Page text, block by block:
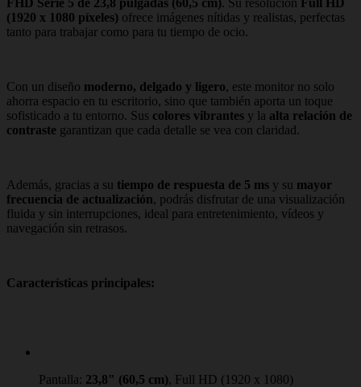
(1920 x 1080 píxeles) ofrece imágenes nítidas y realistas, perfectas
tanto para trabajar como para tu tiempo de ocio.
Con un diseño moderno, delgado y ligero, este monitor no solo
ahorra espacio en tu escritorio, sino que también aporta un toque
sofisticado a tu entorno. Sus colores vibrantes y la alta relación de
contraste garantizan que cada detalle se vea con claridad.
Además, gracias a su tiempo de respuesta de 5 ms y su mayor
frecuencia de actualización, podrás disfrutar de una visualización
fluida y sin interrupciones, ideal para entretenimiento, vídeos y
navegación sin retrasos.
Características principales:
Pantalla: 23,8" (60,5 cm), Full HD (1920 x 1080)